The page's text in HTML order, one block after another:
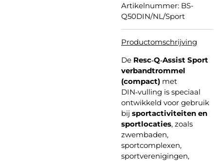
Artikelnummer: BS-
Q50DIN/NL/Sport
Productomschrijving
De Resc‑Q‑Assist Sport
verbandtrommel
(compact) met
DIN‑vulling is speciaal
ontwikkeld voor gebruik
bij sportactiviteiten en
sportlocaties, zoals
zwembaden,
sportcomplexen,
sportverenigingen,